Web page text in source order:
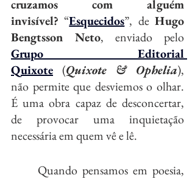
cruzamos com alguém
invisível? “Esquecidos”, de Hugo
Bengtsson Neto
Grupo Editorial
Quixote (Quixote & Ophelia),
não permite que desviemos o olhar.
É uma obra capaz de desconcertar,
de provocar uma inquietação
necessária em quem vê e lê.